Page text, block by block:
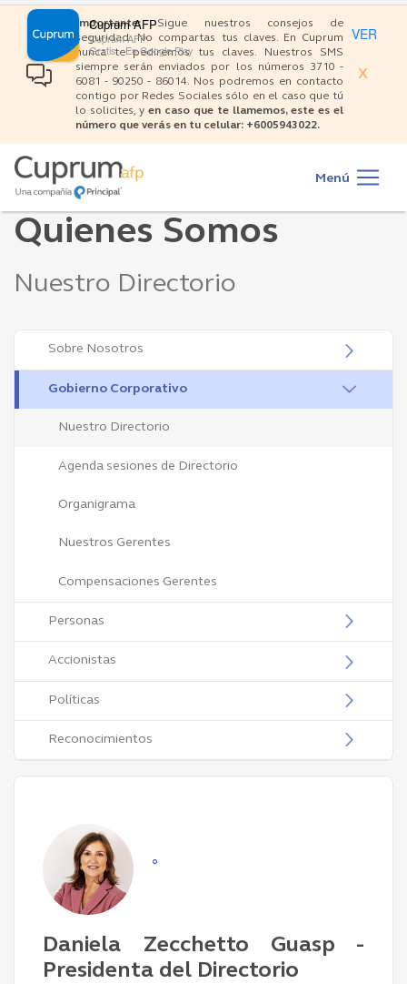
×
Cuprum AFP
Cuprum AFP
Gratis - En Google Play
VER
Pasar
contenido
principal
Importante:Sigue nuestros consejos de
seguridad: No compartas tus claves. En Cuprum
nunca te pediremos tus claves. Nuestros SMS
siempre serán enviados por los números 3710 -
6081 - 90250 - 86014. Nos podremos en contacto
contigo por Redes Sociales sólo en el caso que tú
lo solicites, y en caso que te llamemos, este es el
número que verás en tu celular: +6005943022.
X
Main
navigation
Menú
Quienes Somos
Nuestro Directorio
Contenido
Sobre Nosotros
Gobierno Corporativo
Nuestro Directorio
Agenda sesiones de Directorio
Organigrama
Nuestros Gerentes
Compensaciones Gerentes
Personas
Accionistas
Políticas
Reconocimientos
°
​Daniela Zecchetto Guasp -
Presidenta del Directorio